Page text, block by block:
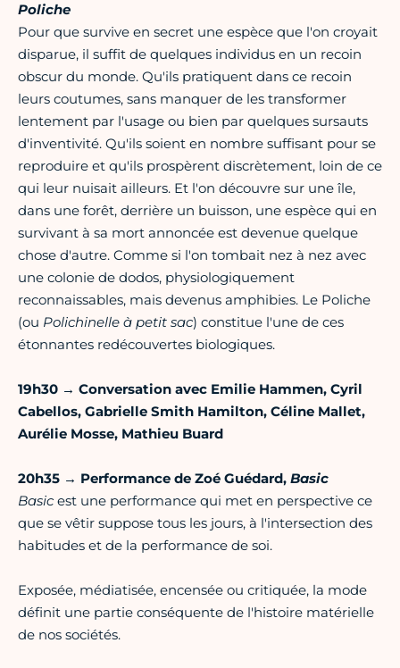
Poliche
Pour que survive en secret une espèce que l'on croyait
disparue, il suffit de quelques individus en un recoin
obscur du monde. Qu'ils pratiquent dans ce recoin
leurs coutumes, sans manquer de les transformer
lentement par l'usage ou bien par quelques sursauts
d'inventivité. Qu'ils soient en nombre suffisant pour se
reproduire et qu'ils prospèrent discrètement, loin de ce
qui leur nuisait ailleurs. Et l'on découvre sur une île,
dans une forêt, derrière un buisson, une espèce qui en
survivant à sa mort annoncée est devenue quelque
chose d'autre. Comme si l'on tombait nez à nez avec
une colonie de dodos, physiologiquement
reconnaissables, mais devenus amphibies. Le Poliche
(ou Polichinelle à petit sac) constitue l'une de ces
étonnantes redécouvertes biologiques.
19h30 → Conversation avec Emilie Hammen, Cyril
Cabellos, Gabrielle Smith Hamilton, Céline Mallet,
Aurélie Mosse, Mathieu Buard
20h35 → Performance de Zoé Guédard, Basic
Basicest une performance qui met en perspective ce
que se vêtir suppose tous les jours, à l'intersection des
habitudes et de la performance de soi.
Exposée, médiatisée, encensée ou critiquée, la mode
définit une partie conséquente de l'histoire matérielle
de nos sociétés.